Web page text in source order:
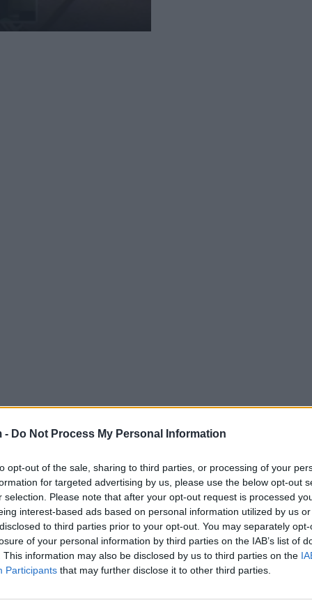
- Do Not Process My Personal Information
opt-out of the sale, sharing to third parties, or processing of your
for targeted advertising by us, please use the below opt-out
selection. Please note that after your opt-out request is processed
interest-based ads based on personal information utilized by us
to third parties prior to your opt-out. You may separately
of your personal information by third parties on the IAB’s list of
This information may also be disclosed by us to third parties on the
Participants that may further disclose it to other third parties.